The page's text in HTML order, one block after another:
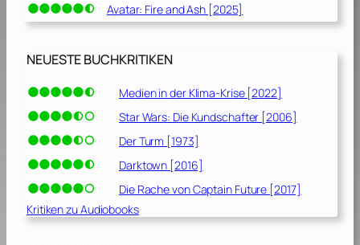
Avatar: Fire and Ash [2025]
NEUESTE BUCHKRITIKEN
Medien in der Klima-Krise [2022]
Star Wars: Die Kundschafter [2006]
Der Turm [1973]
Darktown [2016]
Die Rache von Captain Future [2017]
Kritiken zu Audiobooks